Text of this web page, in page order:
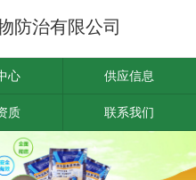
防治有限公司
心 供应信息
质 联系我们